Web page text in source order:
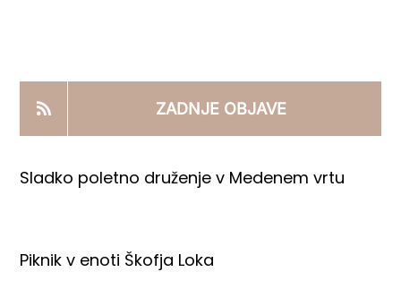
PRODAJNI IZDELKI
AKTUALNO
ZADNJE OBJAVE
Sladko poletno druženje v Medenem vrtu
Piknik v enoti Škofja Loka